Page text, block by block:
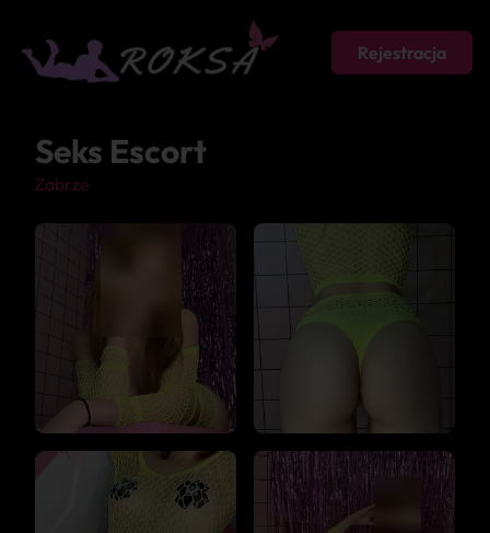
Rejestracja
Seks Escort
Zabrze